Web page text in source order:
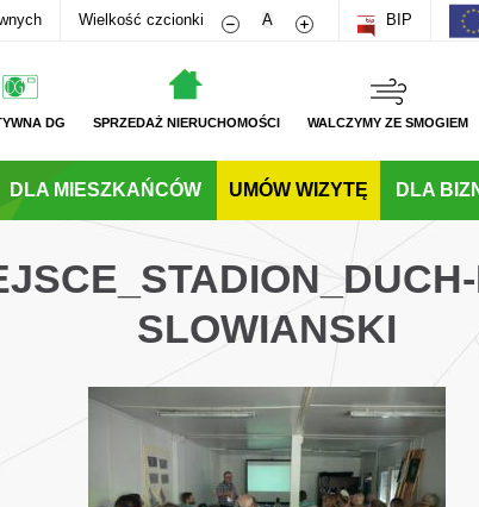
Wielkość czcionki Zmniejsz rozmiar czcionki
A Zwiększ rozmiar
BIP
DG SPRZEDAŻ NIERUCHOMOŚCI WALCZYMY ZE SMOGIEM
DLA MIESZKAŃCÓW UMÓW WIZYTĘ DLA
SLOWIANSKI